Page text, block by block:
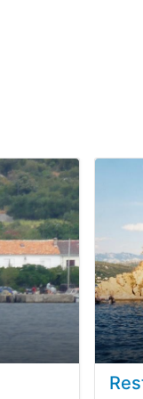
recensioni dei clienti